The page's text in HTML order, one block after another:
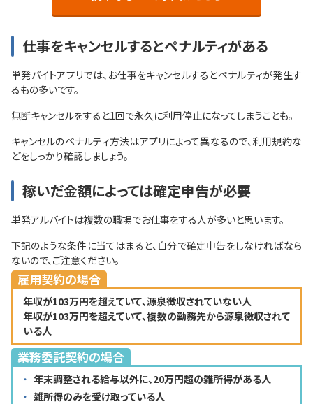
仕事をキャンセルするとペナルティがある
単発バイトアプリでは、お仕事をキャンセルするとペナルティが発生す
るもの多いです。
無断キャンセルをすると1回で永久に利用停止になってしまうことも。
キャンセルのペナルティ方法はアプリによって異なるので、利用規約な
どをしっかり確認しましょう。
稼いだ金額によっては確定申告が必要
単発アルバイトは複数の職場でお仕事をする人が多いと思います。
下記のような条件に当てはまると、自分で確定申告をしなければなら
ないので、ご注意ください。
雇用契約の場合
年収が103万円を超えていて、源泉徴収されていない人
年収が103万円を超えていて、複数の勤務先から源泉徴収されて
いる人
業務委託契約の場合
年末調整される給与以外に、20万円超の雑所得がある人
雑所得のみを受け取っている人